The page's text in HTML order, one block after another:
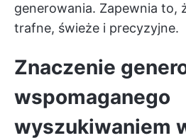
generowania. Zapewnia to,
trafne, świeże i precyzyjne.
Znaczenie
wspomaganego
wyszukiwaniem